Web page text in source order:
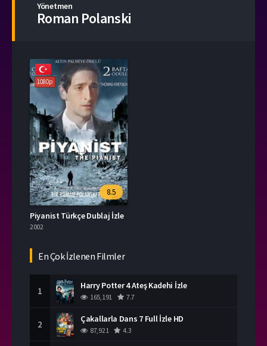
Yönetmen
Roman Polanski
1080p
8.5
Piyanist Türkçe Dublaj İzle
2002
En Çok İzlenen Filmler
1 Harry Potter 4 Ateş Kadehi İzle
165,191 7.7
2 Çakallarla Dans 7 Full İzle HD
87,921 4.3